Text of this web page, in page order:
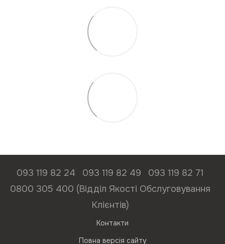
093 119 82 24 093 119 82 49
093 119 82 71
0800 305 400 (Відділ Якості Обслуговування
Клієнтів)
Контакти
Повна версія сайту